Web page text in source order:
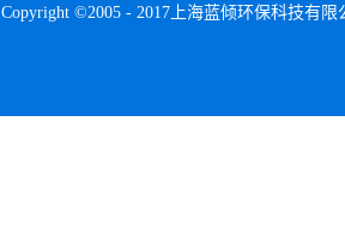
Copyright ©2005 - 2017上海蓝倾环保科技有限